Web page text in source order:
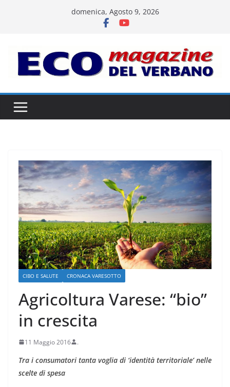
domenica, Agosto 9, 2026
CIBO E SALUTE CRONACA VARESOTTO
Agricoltura Varese: “bio”
in crescita
11 Maggio 2016 .
Tra i consumatori tanta voglia di ‘identità territoriale’ nelle
scelte di spesa